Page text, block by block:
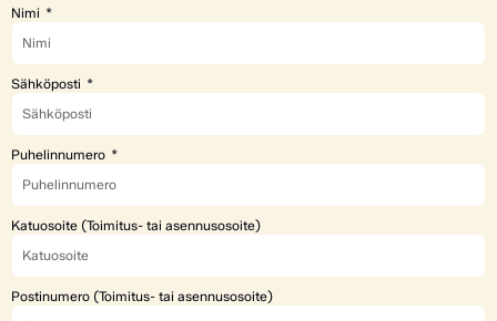
Nimi
Sähköposti
Puhelinnumero
Katuosoite (Toimitus- tai asennusosoite)
Postinumero (Toimitus- tai asennusosoite)